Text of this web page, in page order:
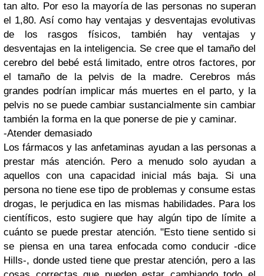
tan alto. Por eso la mayoría de las personas no superan
el 1,80. Así como hay ventajas y desventajas evolutivas
de los rasgos físicos, también hay ventajas y
desventajas en la inteligencia. Se cree que el tamaño del
cerebro del bebé está limitado, entre otros factores, por
el tamaño de la pelvis de la madre. Cerebros más
grandes podrían implicar más muertes en el parto, y la
pelvis no se puede cambiar sustancialmente sin cambiar
también la forma en la que ponerse de pie y caminar.
-Atender demasiado
Los fármacos y las anfetaminas ayudan a las personas a
prestar más atención. Pero a menudo solo ayudan a
aquellos con una capacidad inicial más baja. Si una
persona no tiene ese tipo de problemas y consume estas
drogas, le perjudica en las mismas habilidades. Para los
científicos, esto sugiere que hay algún tipo de límite a
cuánto se puede prestar atención. "Esto tiene sentido si
se piensa en una tarea enfocada como conducir -dice
Hills-, donde usted tiene que prestar atención, pero a las